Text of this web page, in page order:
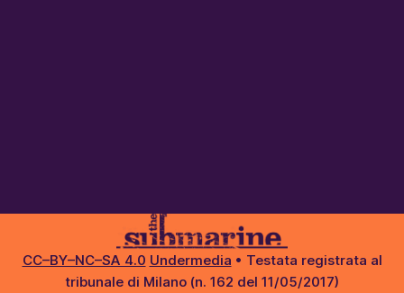
CC–BY–NC–SA 4.0 Undermedia • Testata registrata al
tribunale di Milano (n. 162 del 11/05/2017)